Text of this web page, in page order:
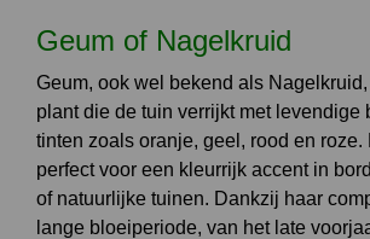
Geum of Nagelkruid
Geum, ook wel bekend als
plant die de tuin verrijkt met levendige
tinten zoals oranje, geel, rood en roze.
perfect voor een kleurrijk accent in
of natuurlijke tuinen. Dankzij haar
lange bloeiperiode, van het late